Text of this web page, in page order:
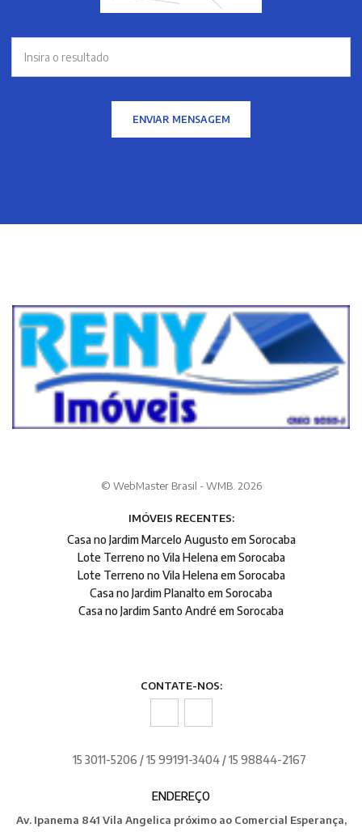
ENVIAR MENSAGEM
© WebMaster Brasil - WMB. 2026
IMÓVEIS RECENTES:
Casa no Jardim Marcelo Augusto em Sorocaba
Lote Terreno no Vila Helena em Sorocaba
Lote Terreno no Vila Helena em Sorocaba
Casa no Jardim Planalto em Sorocaba
Casa no Jardim Santo André em Sorocaba
CONTATE-NOS:
15 3011-5206 / 15 99191-3404 / 15 98844-2167
ENDEREÇO
Av. Ipanema 841 Vila Angelica próximo ao Comercial Esperança,